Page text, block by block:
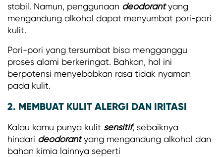
stabil. Namun, penggunaan deodorantyang
mengandung alkohol dapat menyumbat pori-pori
kulit.
Pori-pori yang tersumbat bisa mengganggu
proses alami berkeringat. Bahkan, hal ini
berpotensi menyebabkan rasa tidak nyaman
pada kulit.
2. MEMBUAT KULIT ALERGI DAN IRITASI
Kalau kamu punya kulit sensitif, sebaiknya
hindari deodorantyang mengandung alkohol dan
bahan kimia lainnya seperti